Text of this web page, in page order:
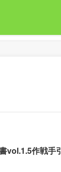
vol.1.5作戦手